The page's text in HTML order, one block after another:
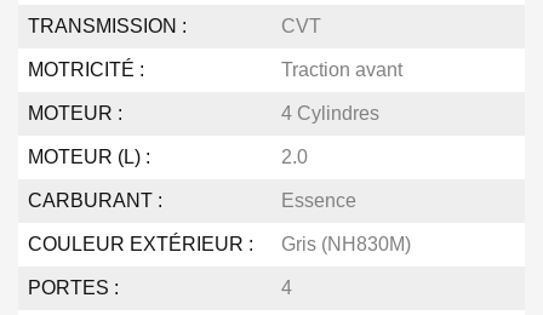
TRANSMISSION : CVT
MOTRICITÉ : Traction avant
MOTEUR : 4 Cylindres
MOTEUR (L) : 2.0
CARBURANT : Essence
COULEUR EXTÉRIEUR : Gris (NH830M)
PORTES : 4